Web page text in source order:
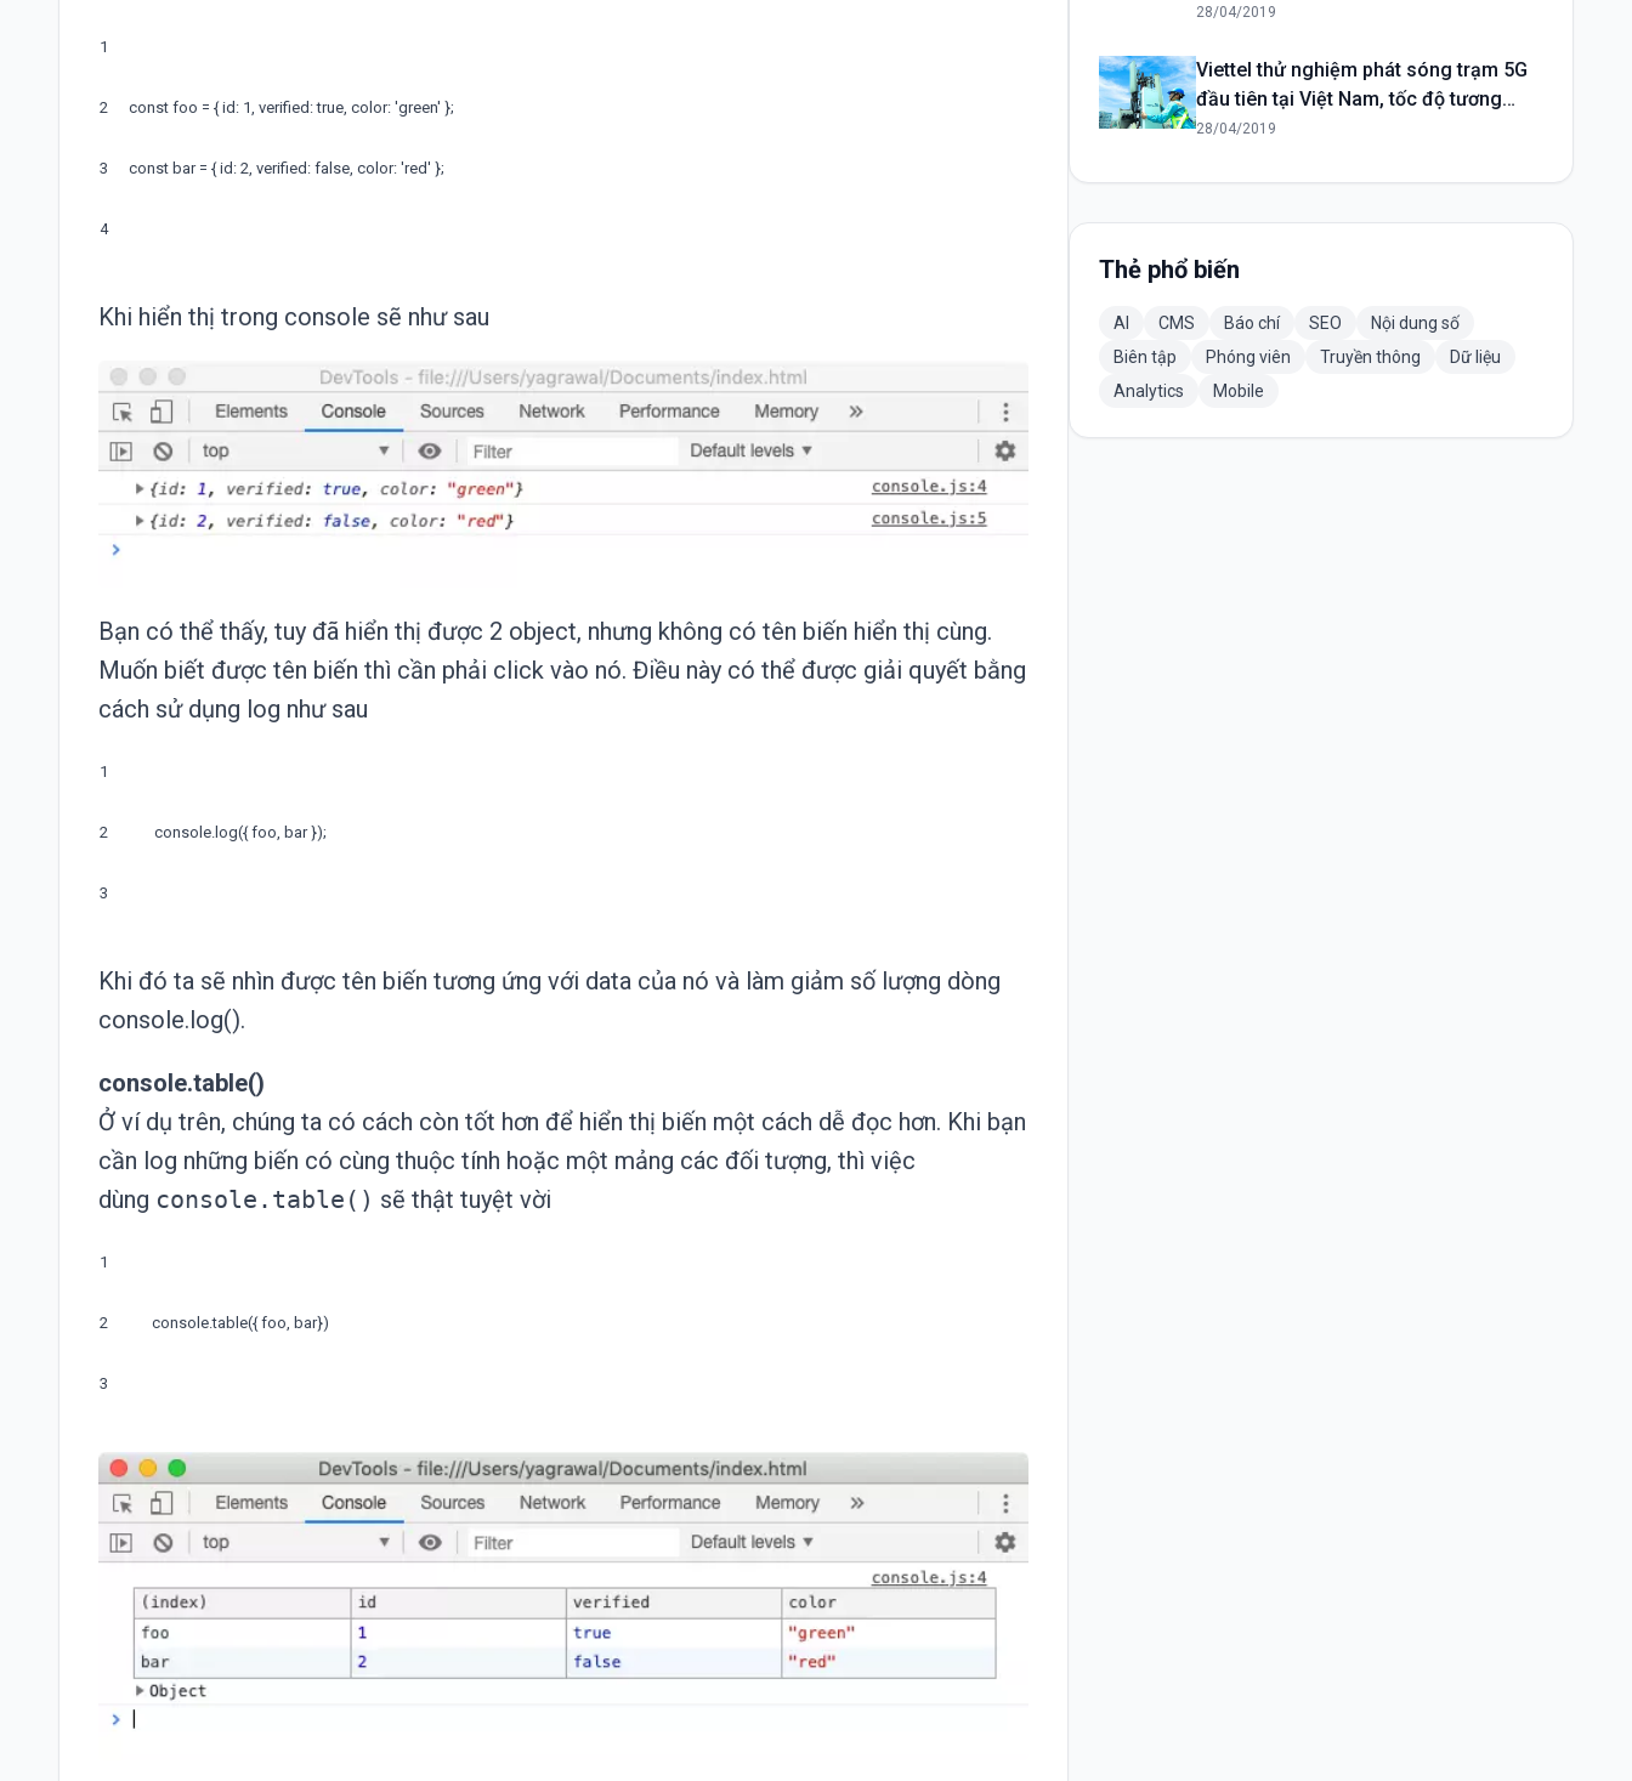
1
2
3
4
const foo = { id : 1, verified : true, color: 'green' };
const bar = { id : 2, verified : false, color: 'red' };
Khi hiển thị trong console sẽ như sau
Bạn có thể thấy, tuy đã hiển thị được 2 object, nhưng không có tên biến hiển thị cùng.
Muốn biết được tên biến thì cần phải click vào nó. Điều này có thể được giải quyết bằng
cách sử dụng log như sau
1
2
3
console log({ foo bar });
Khi đó ta sẽ nhìn được tên biến tương ứng với data của nó và làm giảm số lượng dòng
console.log().
console.table()
Ở ví dụ trên, chúng ta có cách còn tốt hơn để hiển thị biến một cách dễ đọc hơn. Khi bạn
cần log những biến có cùng thuộc tính hoặc một mảng các đối tượng, thì việc
dùng console.table() sẽ thật tuyệt vời
1
2
3
console.table({ foo bar})
28/04/2019
Viettel thử nghiệm phát sóng trạm 5G
đầu tiên tại Việt Nam, tốc độ tương
đương nhà mạng Mỹ
28/04/2019
Thẻ phổ biến
AI CMS Báo chí SEO
Nội dung số
Biên tập
Phóng viên Truyền thông
Dữ liệu
Analytics
Mobile